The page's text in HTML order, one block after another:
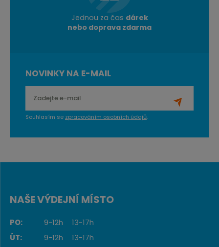
Jednou za čas dárek
nebo doprava zdarma
NOVINKY NA E-MAIL
Souhlasím se zpracováním osobních údajů.
NAŠE VÝDEJNÍ MÍSTO
PO: 9-12h
13-17h
ÚT:
9-12h
13-17h